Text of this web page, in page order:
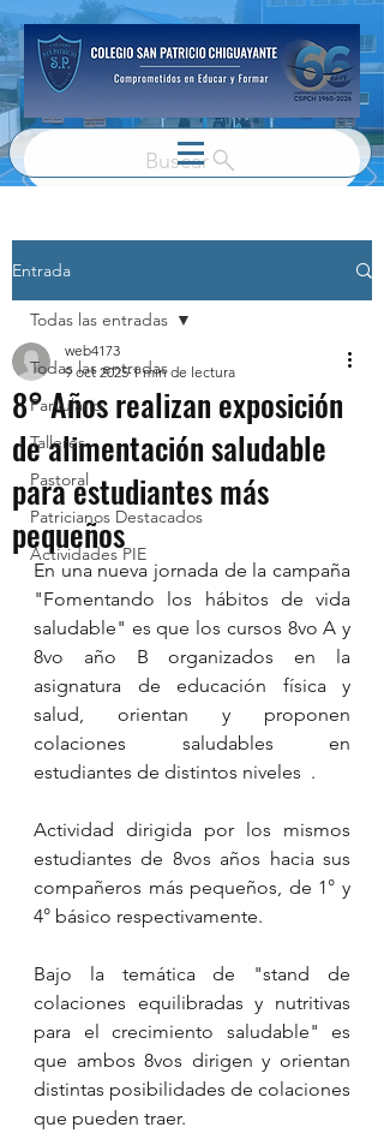
Buscar
Entrada
Todas las entradas
Parvulario
Talleres
Pastoral
Patricianos Destacados
Actividades PIE
Todas las entradas
8° Años realizan exposición
de alimentación saludable
para estudiantes más
pequeños
web4173
9 oct 2025 1 min de lectura
En una nueva jornada de la campaña
"Fomentando los hábitos de vida
saludable" es que los cursos 8vo A y
8vo año B organizados en la
asignatura de educación física y
salud, orientan y proponen
colaciones saludables en
estudiantes de distintos niveles  .
Actividad dirigida por los mismos
estudiantes de 8vos años hacia sus
compañeros más pequeños, de 1° y
4° básico respectivamente.
Bajo la temática de "stand de
colaciones equilibradas y nutritivas
para el crecimiento saludable" es
que ambos 8vos dirigen y orientan
distintas posibilidades de colaciones
que pueden traer.